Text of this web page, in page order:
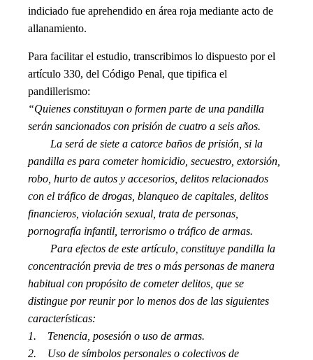
indiciado fue aprehendido en área roja mediante acto de
allanamiento.
Para facilitar el estudio, transcribimos lo dispuesto por el
artículo 330, del Código Penal, que tipifica el
pandillerismo:
“Quienes constituyan o formen parte de una pandilla
serán sancionados con prisión de cuatro a seis años.
La será de siete a catorce baños de prisión, si la
pandilla es para cometer homicidio, secuestro, extorsión,
robo, hurto de autos y accesorios, delitos relacionados
con el tráfico de drogas, blanqueo de capitales, delitos
financieros, violación sexual, trata de personas,
pornografía infantil, terrorismo o tráfico de armas.
Para efectos de este artículo, constituye pandilla la
concentración previa de tres o más personas de manera
habitual con propósito de cometer delitos, que se
distingue por reunir por lo menos dos de las siguientes
características:
1. Tenencia, posesión o uso de armas.
2. Uso de símbolos personales o colectivos de